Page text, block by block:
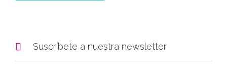
 Suscríbete a nuestra newsletter